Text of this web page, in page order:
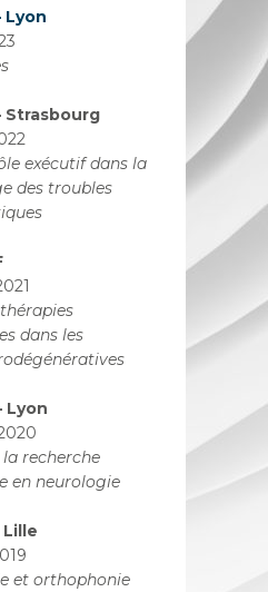
Lyon
Strasbourg
exécutif dans la
des troubles
dans les
Lyon
recherche
en neurologie
Lille
et orthophonie